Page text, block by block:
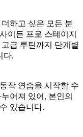
하고 싶은 모든 분
이든 프로 스테이지
급 루틴까지 단계별
다.
작 연습을 시작할 수
어져 있어, 본인의
있습니다.